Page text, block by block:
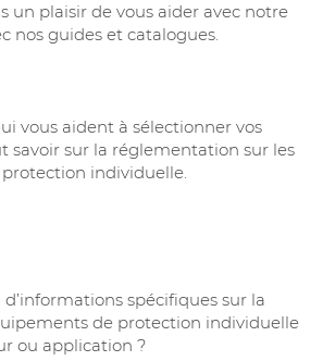
un plaisir de vous aider avec notre
nos guides et catalogues.
vous aident à sélectionner vos
savoir sur la réglementation sur les
individuelle.
d’informations spécifiques sur la
de protection individuelle
ou application ?